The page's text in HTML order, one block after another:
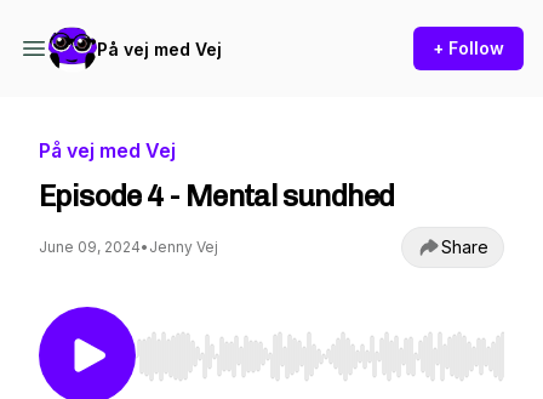
På vej med Vej + Follow
På vej med Vej
Episode 4 - Mental sundhed
June 09, 2024• Jenny Vej Share
Use Left/Right to seek, Home/End to jump to